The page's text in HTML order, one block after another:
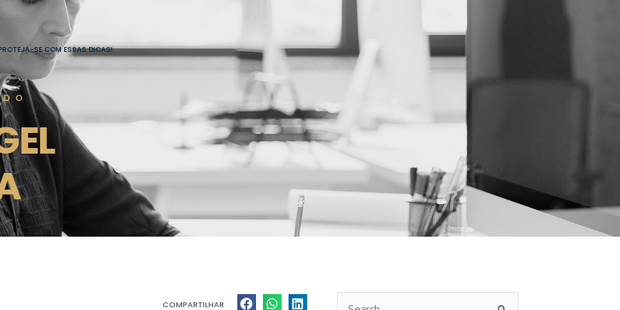
SE COM ESSAS DICAS!
COMPARTILHAR